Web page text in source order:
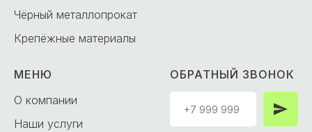
Чёрный металлопрокат
Крепёжные материалы
МЕНЮ
О компании
Наши услуги
ОБРАТНЫЙ ЗВОНОК